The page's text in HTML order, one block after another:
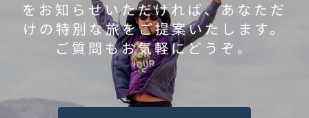
をお知らせいただければ、あなただ
けの特別な旅をご提案いたします。
ご質問もお気軽にどうぞ。